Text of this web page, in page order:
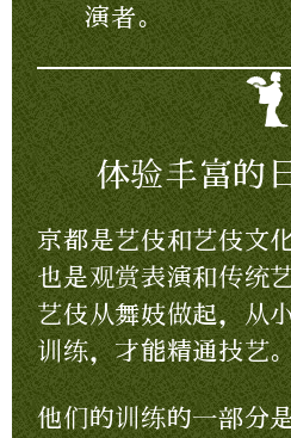
演者。
体验丰富的
京都是艺伎和艺伎文
也是观赏表演和传统
艺伎从舞妓做起，从
训练，才能精通技艺。
他们的训练的一部